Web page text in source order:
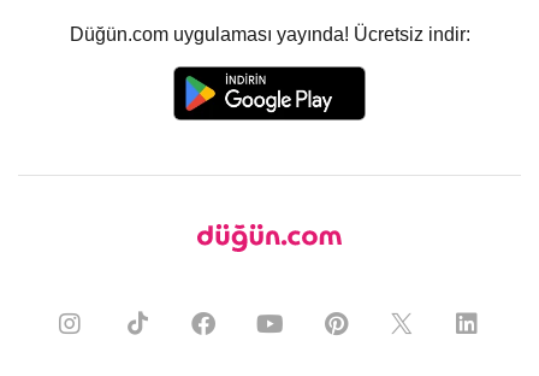
Düğün.com uygulaması yayında! Ücretsiz indir: